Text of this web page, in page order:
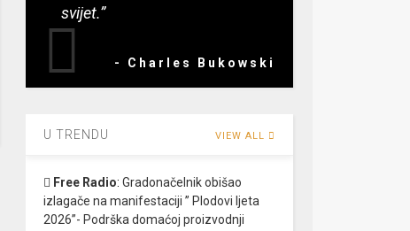
svijet.”
- Charles Bukowski
U TRENDU VIEW ALL
Free Radio: Gradonačelnik obišao
izlagače na manifestaciji ” Plodovi ljeta
2026”- Podrška domaćoj proizvodnji